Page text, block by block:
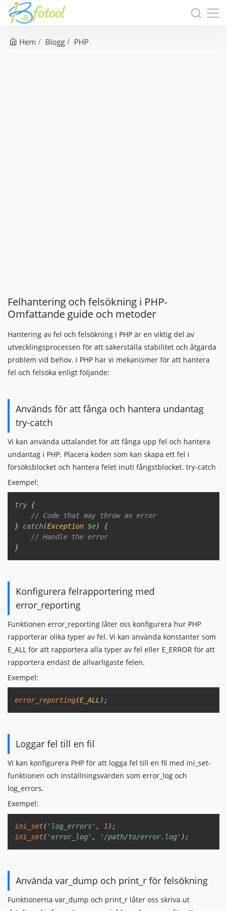
Hem Blogg PHP
Felhantering och felsökning i PHP-
Omfattande guide och metoder
Hantering av fel och felsökning i PHP är en viktig del av
utvecklingsprocessen för att säkerställa stabilitet och åtgärda
problem vid behov. I PHP har vi mekanismer för att hantera
fel och felsöka enligt följande:
Används för att fånga och hantera undantag
try-catch
Vi kan använda uttalandet för att fånga upp fel och hantera
undantag i PHP. Placera koden som kan skapa ett fel i
försöksblocket och hantera felet inuti fångstblocket. try-catch
Exempel:
try {
// Code that may throw an error
}
catch(Exception $e)
{
// Handle the error
}
Konfigurera felrapportering med
error_reporting
Funktionen error_reporting låter oss konfigurera hur PHP
rapporterar olika typer av fel. Vi kan använda konstanter som
E_ALL för att rapportera alla typer av fel eller E_ERROR för att
rapportera endast de allvarligaste felen.
Exempel:
error_reporting(E_ALL ) ;
Loggar fel till en fil
Vi kan konfigurera PHP för att logga fel till en fil med ini_set-
funktionen och inställningsvärden som error_log och
log_errors.
Exempel:
ini_set( 'log_errors' , 1) ;
ini_set( 'error_log' , '/path/to/error.log' ) ;
Använda var_dump och print_r för felsökning
Funktionerna var_dump och print_r låter oss skriva ut